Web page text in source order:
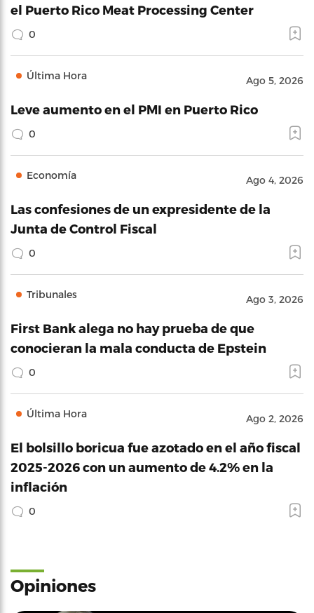
el Puerto Rico Meat Processing Center
0
Última Hora Ago 5, 2026
Leve aumento en el PMI en Puerto Rico
0
Economía Ago 4, 2026
Las confesiones de un expresidente de la
Junta de Control Fiscal
0
Tribunales Ago 3, 2026
First Bank alega no hay prueba de que
conocieran la mala conducta de Epstein
0
Última Hora Ago 2, 2026
El bolsillo boricua fue azotado en el año fiscal
2025-2026 con un aumento de 4.2% en la
inflación
0
Opiniones